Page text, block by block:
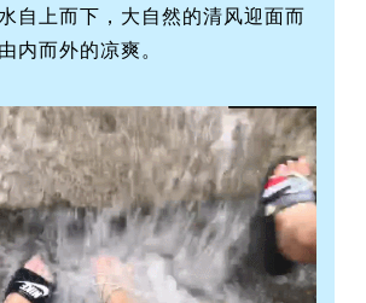
自上而下，大自然的清风迎面而
内而外的凉爽。